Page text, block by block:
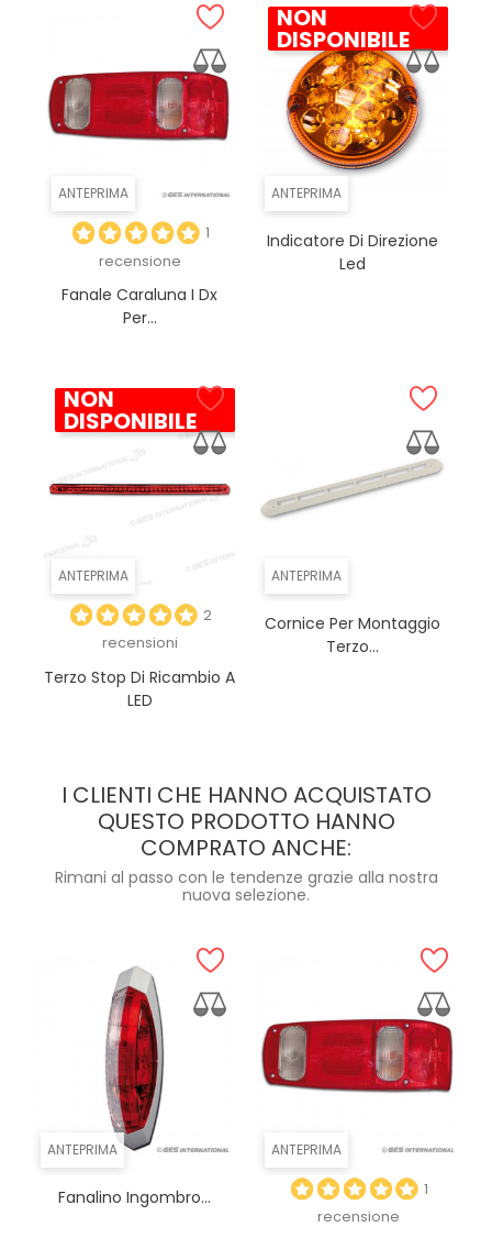
ANTEPRIMA
1
recensione
Fanale Caraluna I Dx
Per...
ANTEPRIMA
NON
DISPONIBILE
Indicatore Di Direzione
Led
ANTEPRIMA
NON
DISPONIBILE
2
recensioni
Terzo Stop Di Ricambio A
LED
ANTEPRIMA
Cornice Per Montaggio
Terzo...
I CLIENTI CHE HANNO ACQUISTATO
QUESTO PRODOTTO HANNO
COMPRATO ANCHE:
Rimani al passo con le tendenze grazie alla nostra
nuova selezione.
ANTEPRIMA
Fanalino Ingombro...
ANTEPRIMA
1
recensione